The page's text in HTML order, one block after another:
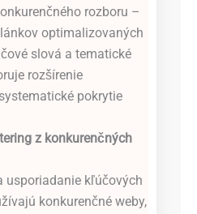
rozboru –
optimalizovaných
slová a tematické
rozšírenie
pokrytie
z konkurenčných
usporiadanie kľúčových
konkurenčné weby,